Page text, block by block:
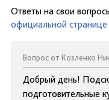
Ответы на свои
официальной
Вопрос от Козленко
Добрый день!
подготовительные